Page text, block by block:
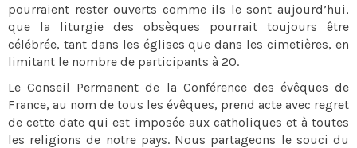
pourraient rester ouverts comme ils le sont aujourd’hui,
que la liturgie des obsèques pourrait toujours être
célébrée, tant dans les églises que dans les cimetières, en
limitant le nombre de participants à 20.
Le Conseil Permanent de la Conférence des évêques de
France, au nom de tous les évêques, prend acte avec regret
de cette date qui est imposée aux catholiques et à toutes
les religions de notre pays. Nous partageons le souci du